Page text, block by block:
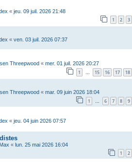
« jeu. 09 juil. 2026 21:48
1 2 3
« ven. 03 juil. 2026 07:37
Threepwood « mer. 01 juil. 2026 20:27
1 … 15 16 17 18
Threepwood « mar. 09 juin 2026 18:04
1 … 6 7 8 9
« jeu. 04 juin 2026 07:57
« lun. 25 mai 2026 16:04
1 2